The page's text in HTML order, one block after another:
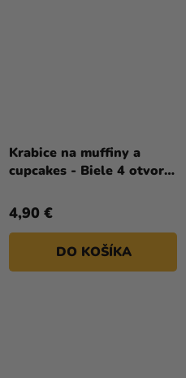
Krabice na muffiny a
cupcakes - Biele 4 otvory
4,90 €
DO KOŠÍKA